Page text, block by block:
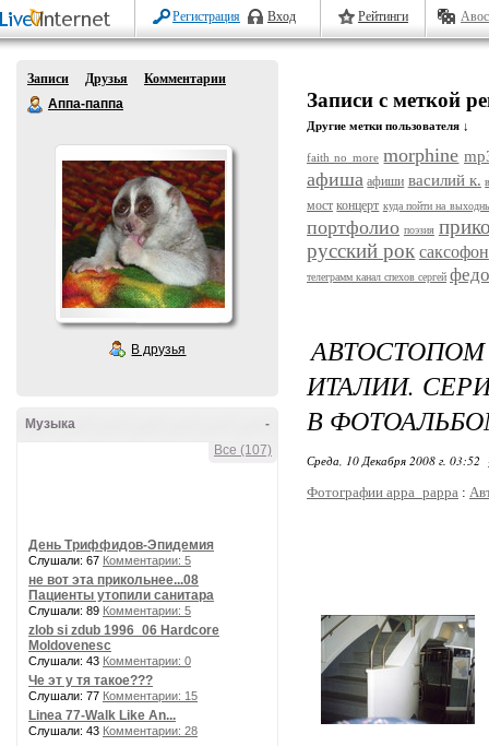
Регистрация Вход Рейтинги
Записи Друзья
Комментарии
Аппа-паппа
В друзья
-
Музыка
Все (107)
День Триффидов-Эпидемия
Слушали: 67 Комментарии: 5
не вот эта прикольнее...08
Пациенты утопили санитара
Слушали: 89 Комментарии: 5
zlob si zdub 1996_06 Hardcore
Moldovenesc
Слушали: 43 Комментарии: 0
Че эт у тя такое???
Слушали: 77 Комментарии: 15
Linea 77-Walk Like An...
Слушали: 43 Комментарии: 28
Записи с меткой
Другие метки пользователя ↓
faith no more morphine
афиша афиши василий к.
мост концерт куда пойти на
портфолио поэзия
русский рок саксофон
телеграмм канал спехов сергей
ИТАЛИИ.
В
Среда, 10 Декабря 2008 г. 03:52
Фотографии appa_pappa :